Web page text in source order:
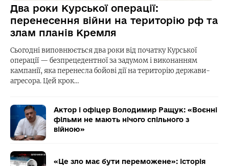
Два роки Курської операції:
перенесення війни на територію рф та
злам планів Кремля
Сьогодні виповнюється два роки від початку Курської
операції — безпрецедентної за задумом і виконанням
кампанії, яка перенесла бойові дії на територію держави-
агресора. Цей крок…
Актор і офіцер Володимир Ращук: «Воєнні
фільми не мають нічого спільного з
війною»
«Це зло має бути переможене»: історія